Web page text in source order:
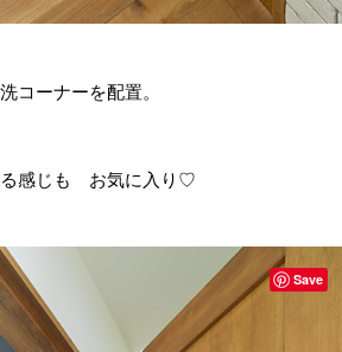
コーナーを配置。
る感じも お気に入り♡
Save